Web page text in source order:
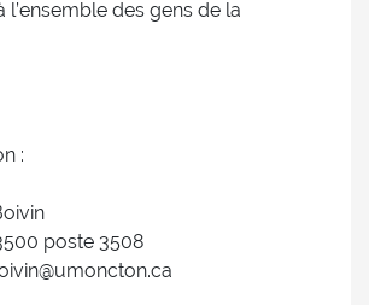
l’ensemble des gens de la
:
poste 3508